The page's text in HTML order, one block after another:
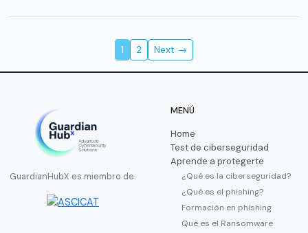
1 2 Next →
GuardianHubX es miembro de:
MENÚ
Home
Test de ciberseguridad
Aprende a protegerte
¿Qué es la ciberseguridad?
¿Qué es el phishing?
Formación en phishing
Qué es el Ransomware